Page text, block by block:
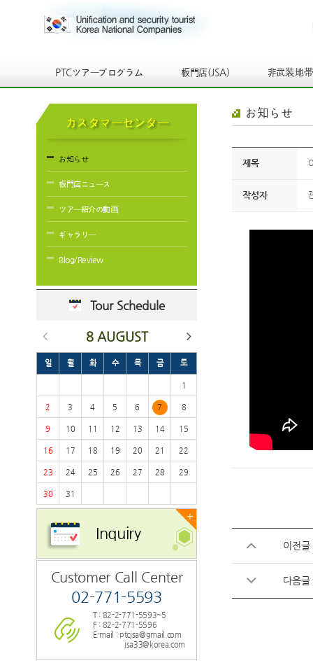
PTCツアープログラム 板門店(JSA) 非武装地帯
カスタマーセンター
お知らせ
板門店ニュース
ツアー紹介の動画
ギャラリー
Blog/Review
Tour Schedule
8 AUGUST
일 월 화 수 목 금 토
1
2 3 4 5 6 7 8
9 10 11 12 13 14 15
16 17 18 19 20 21 22
23 24 25 26 27 28 29
30 31
+
Inquiry
Customer Call Center
02-771-5593
T : 82-2-771-5593~5
F : 82-2-771-5596
E-mail : ptcjsa@gmail.com
jsa33@korea.com
お知らせ
제목
작성자
이전글
다음글